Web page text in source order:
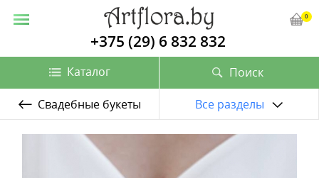
+375 (29) 6 832 832
Поиск
0
Каталог
Свадебные букеты Все разделы